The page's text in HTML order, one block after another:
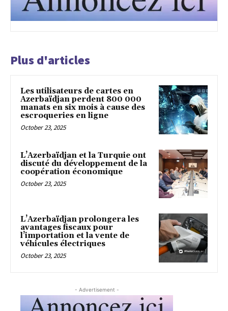
Plus d'articles
Les utilisateurs de cartes en
Azerbaïdjan perdent 800 000
manats en six mois à cause des
escroqueries en ligne
October 23, 2025
L’Azerbaïdjan et la Turquie ont
discuté du développement de la
coopération économique
October 23, 2025
L’Azerbaïdjan prolongera les
avantages fiscaux pour
l’importation et la vente de
véhicules électriques
October 23, 2025
- Advertisement -